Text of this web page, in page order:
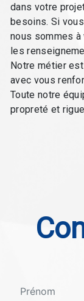
dans votre
besoins. Si
nous sommes
les
Notre métier
avec vous
Toute notre
propreté et